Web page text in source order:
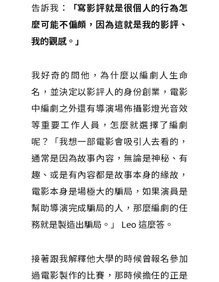
告訴我：
「寫影評就是很個人的行為怎
麼可能不偏頗，因為這就是我的影評、
我的觀感。」
我好奇的問他，為什麼以編劇人生命
名，並決定以影評人的身份創業，電影
中編劇之外還有導演場佈攝影燈光音效
等重要工作人員，怎麼就選擇了編劇
呢？「我想一部電影會吸引人去看的，
通常是因為故事內容，無論是神秘、有
趣、或是有內容都是故事本身的緣故，
電影本身是場極大的騙局，如果演員是
幫助導演完成騙局的人，那麼編劇的任
務就是製造出騙局。」 Leo 這麼答。
接著跟我解釋他大學的時候曾報名參加
過電影製作的比賽，那時候擔任的正是